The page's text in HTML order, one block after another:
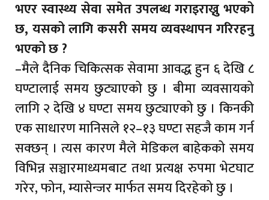
भएर स्वास्थ्य सेवा समेत उपलब्ध गराइराख्नु भएको
छ, यसको लागि कसरी समय व्यवस्थापन गरिरहनु
भएको छ ?
–मैले दैनिक चिकित्सक सेवामा आवद्ध हुन ६ देखि ८
घण्टालाई समय छुट्याएको छु । बीमा व्यवसायको
लागि २ देखि ४ घण्टा समय छुट्याएको छु । किनकी
एक साधारण मानिसले १२–१३ घण्टा सहजै काम गर्न
सक्छन् । त्यस कारण मैले मेडिकल बाहेकको समय
विभिन्न सञ्चारमाध्यमबाट तथा प्रत्यक्ष रुपमा भेटघाट
गरेर, फोन, म्यासेन्जर मार्फत समय दिरहेको छु ।